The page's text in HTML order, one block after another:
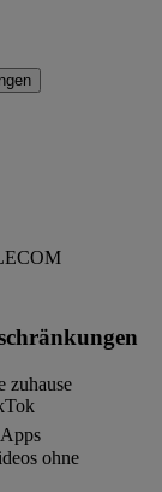
zuhause
ohne